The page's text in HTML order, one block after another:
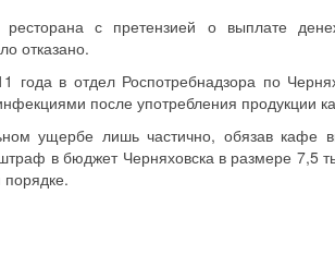
с претензией о выплате
отказано.
в отдел Роспотребнадзора по
после употребления продукции
ущербе лишь частично, обязав кафе
в бюджет Черняховска в размере 7,5